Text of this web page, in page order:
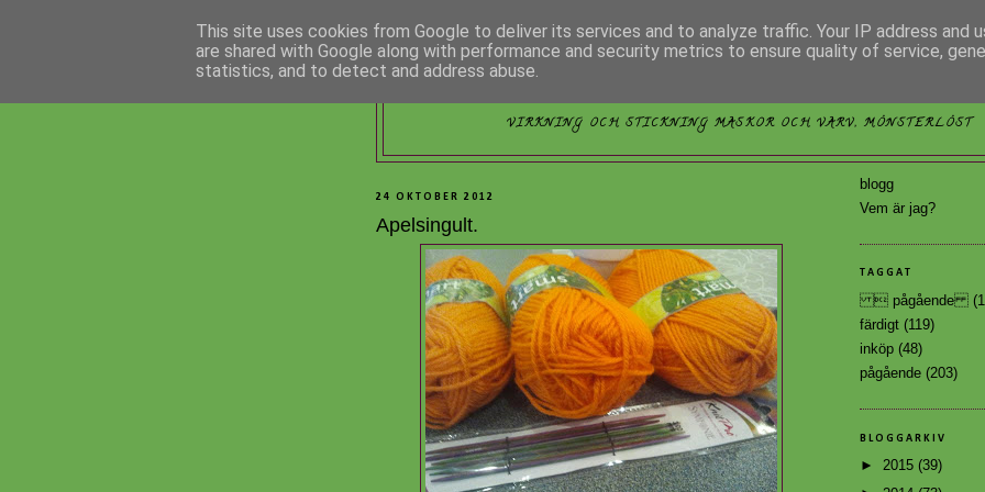
VIRKNING OCH STICKNING MASKOR OCH VARV, MÖNSTERLÖST
24 OKTOBER 2012
Apelsingult.
blogg
Vem är jag?
TAGGAT
 pågående
färdigt (119)
inköp (48)
pågående (203)
BLOGGARKIV
► 2015 (39)
This site uses cookies from Google to deliver its services and to analyze traffic. Your IP address and
are shared with Google along with performance and security metrics to ensure quality of service,
statistics, and to detect and address abuse.